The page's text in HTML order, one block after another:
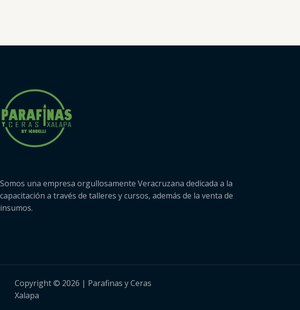
Somos una empresa orgullosamente Veracruzana dedicada a la
capacitación a través de talleres y cursos, además de la venta de
insumos.
Copyright © 2026 | Parafinas y Ceras
Xalapa